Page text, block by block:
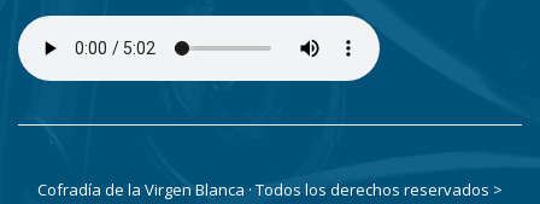
Cofradía de la Virgen Blanca · Todos los derechos reservados >